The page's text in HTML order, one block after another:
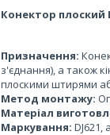
Конектор плоский
Призначення:
з'єднання), а також
плоскими штирями
Метод монтажу:
Матеріал
Маркування: DJ621,